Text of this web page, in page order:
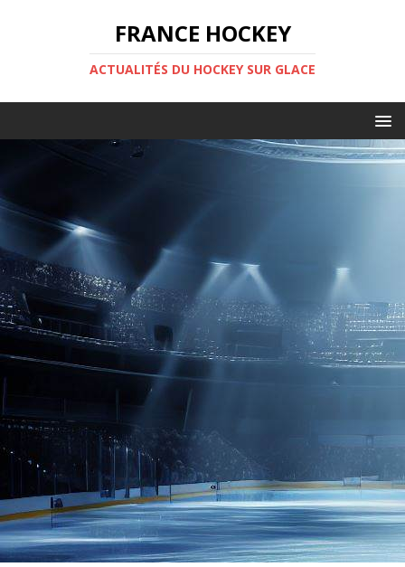
FRANCE HOCKEY
ACTUALITÉS DU HOCKEY SUR GLACE